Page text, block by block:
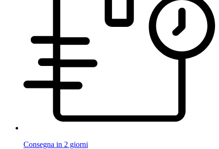
Consegna in 2 giorni